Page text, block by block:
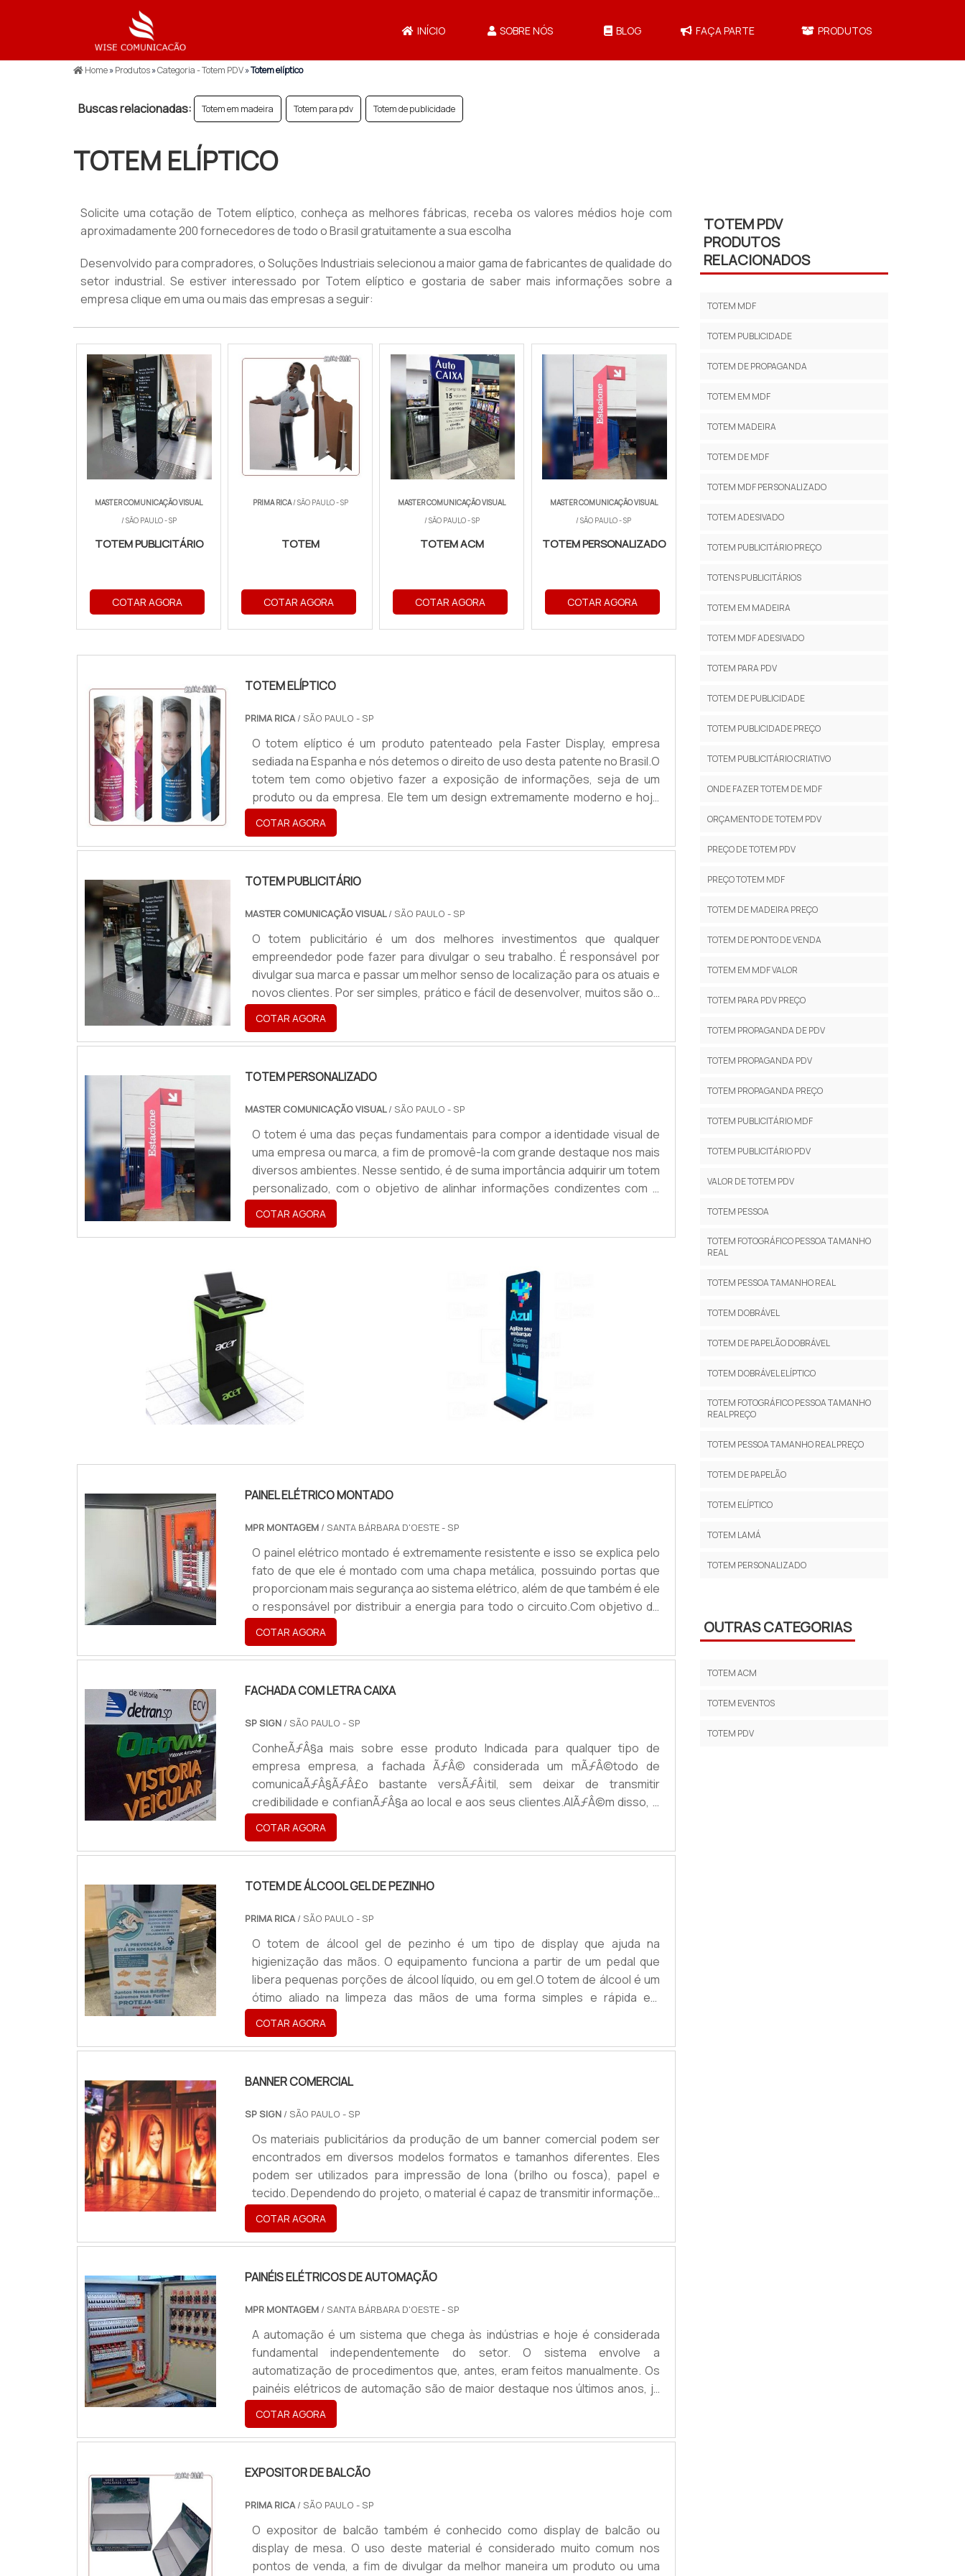
INÍCIO SOBRE NÓS BLOG FAÇA PARTE PRODUTOS
Home»Produtos»Categoria - Totem PDV»Totem elíptico
Buscas relacionadas: Totem em madeira Totem para pdv Totem de publicidade
TOTEM ELÍPTICO
Solicite uma cotação de Totem elíptico, conheça as melhores fábricas, receba os valores médios hoje com
aproximadamente 200 fornecedores de todo o Brasil gratuitamente a sua escolha
Desenvolvido para compradores, o Soluções Industriais selecionou a maior gama de fabricantes de qualidade do
setor industrial. Se estiver interessado por Totem elíptico e gostaria de saber mais informações sobre a
empresa clique em uma ou mais das empresas a seguir:
MASTER COMUNICAÇÃO VISUAL
/ SÃO PAULO - SP
TOTEM PUBLICITÁRIO
COTAR AGORA
PRIMA RICA/ SÃO PAULO - SP
TOTEM
COTAR AGORA
MASTER COMUNICAÇÃO VISUAL
/ SÃO PAULO - SP
TOTEM ACM
COTAR AGORA
MASTER COMUNICAÇÃO VISUAL
/ SÃO PAULO - SP
TOTEM PERSONALIZADO
COTAR AGORA
TOTEM ELÍPTICO
PRIMA RICA/ SÃO PAULO - SP
O totem elíptico é um produto patenteado pela Faster Display, empresa
sediada na Espanha e nós detemos o direito de uso desta patente no Brasil.O
totem tem como objetivo fazer a exposição de informações, seja de um
produto ou da empresa. Ele tem um design extremamente moderno e hoje
em dia ele é usado para substituir os velhos modelos materiais de
comunicação visual, como as placas, os banners, as faixas e
outros.Informações fundamentai...
COTAR AGORA
TOTEM PUBLICITÁRIO
MASTER COMUNICAÇÃO VISUAL/ SÃO PAULO - SP
O totem publicitário é um dos melhores investimentos que qualquer
empreendedor pode fazer para divulgar o seu trabalho. É responsável por
divulgar sua marca e passar um melhor senso de localização para os atuais e
novos clientes. Por ser simples, prático e fácil de desenvolver, muitos são os
negócios que optam por utilizar o totem, como uma porta de entrada para o
mundo da divulgação publicitária e maior contato com os clientes.Tipos di...
COTAR AGORA
TOTEM PERSONALIZADO
MASTER COMUNICAÇÃO VISUAL/ SÃO PAULO - SP
O totem é uma das peças fundamentais para compor a identidade visual de
uma empresa ou marca, a fim de promovê-la com grande destaque nos mais
diversos ambientes. Nesse sentido, é de suma importância adquirir um totem
personalizado, com o objetivo de alinhar informações condizentes com o
ideal, o valor e a missão de cada empresa.Como uma das soluções mais
eficazes para destacar uma empresa, marca ou um produto, o totem permite
obter gra...
COTAR AGORA
PAINEL ELÉTRICO MONTADO
MPR MONTAGEM / SANTA BÁRBARA D'OESTE - SP
O painel elétrico montado é extremamente resistente e isso se explica pelo
fato de que ele é montado com uma chapa metálica, possuindo portas que
proporcionam mais segurança ao sistema elétrico, além de que também é ele
o responsável por distribuir a energia para todo o circuito.Com objetivo de
oferecer à empresa em que será aplicado o mais absoluto controle dos
maquinários, esse dispositivo pode proporcionar economia de tempo e
recursos, além de assegurar proteção aos operadores, evitando assim.
COTAR AGORA
FACHADA COM LETRA CAIXA
SP SIGN/ SÃO PAULO - SP
ConheÃƒÂ§a mais sobre esse produto Indicada para qualquer tipo de
empresa empresa, a fachada ÃƒÂ© considerada um mÃƒÂ©todo de
comunicaÃƒÂ§ÃƒÂ£o bastante versÃƒÂ¡til, sem deixar de transmitir
credibilidade e confianÃƒÂ§a ao local e aos seus clientes.AlÃƒÂ©m disso, o
produto pode ser confeccionado em diversos tamanhos e espessuras. Ele
ÃƒÂ© visto como uma ferramenta de divulgaÃƒÂ§ÃƒÂ£o discreta,
porÃƒÂ©m impactante. ÃƒÂ‰ aplicado em diversos locais como em:
COTAR AGORA
TOTEM DE ÁLCOOL GEL DE PEZINHO
PRIMA RICA/ SÃO PAULO - SP
O totem de álcool gel de pezinho é um tipo de display que ajuda na
higienização das mãos. O equipamento funciona a partir de um pedal que
libera pequenas porções de álcool líquido, ou em gel.O totem de álcool é um
ótimo aliado na limpeza das mãos de uma forma simples e rápida em
diferentes estabelecimentos de atendimento ao público, ambientes abertos
e fechados com circulação grande de pessoas. Hoje esse equipamento está
presente em locais, como: Empresas do setor corporativo; Call Centers;
COTAR AGORA
BANNER COMERCIAL
SP SIGN/ SÃO PAULO - SP
Os materiais publicitários da produção de um banner comercial podem ser
encontrados em diversos modelos formatos e tamanhos diferentes. Eles
podem ser utilizados para impressão de lona (brilho ou fosca), papel e
tecido. Dependendo do projeto, o material é capaz de transmitir informações
em longa distância, quando fixados em locais estratégicos.Informações
adicionais e aplicação dos bannersO banner comercial é essencial para
divulgar marcas e serviços de empresas, assim como para comunicar e info.
COTAR AGORA
PAINÉIS ELÉTRICOS DE AUTOMAÇÃO
MPR MONTAGEM / SANTA BÁRBARA D'OESTE - SP
A automação é um sistema que chega às indústrias e hoje é considerada
fundamental independentemente do setor. O sistema envolve a
automatização de procedimentos que, antes, eram feitos manualmente. Os
painéis elétricos de automação são de maior destaque nos últimos anos, já
que pode ser fabricado de acordo com a necessidade, a rotina ou até mesmo
o funcionamento de cada indústria. De todo modo, o painel elétrico
automação serve para gerenciar o equipamento presente na linha de
COTAR AGORA
EXPOSITOR DE BALCÃO
PRIMA RICA/ SÃO PAULO - SP
O expositor de balcão também é conhecido como display de balcão ou
display de mesa. O uso deste material é considerado muito comum nos
pontos de venda, a fim de divulgar da melhor maneira um produto ou uma
TOTEM PDV
PRODUTOS
RELACIONADOS
TOTEM MDF
TOTEM PUBLICIDADE
TOTEM DE PROPAGANDA
TOTEM EM MDF
TOTEM MADEIRA
TOTEM DE MDF
TOTEM MDF PERSONALIZADO
TOTEM ADESIVADO
TOTEM PUBLICITÁRIO PREÇO
TOTENS PUBLICITÁRIOS
TOTEM EM MADEIRA
TOTEM MDF ADESIVADO
TOTEM PARA PDV
TOTEM DE PUBLICIDADE
TOTEM PUBLICIDADE PREÇO
TOTEM PUBLICITÁRIO CRIATIVO
ONDE FAZER TOTEM DE MDF
ORÇAMENTO DE TOTEM PDV
PREÇO DE TOTEM PDV
PREÇO TOTEM MDF
TOTEM DE MADEIRA PREÇO
TOTEM DE PONTO DE VENDA
TOTEM EM MDF VALOR
TOTEM PARA PDV PREÇO
TOTEM PROPAGANDA DE PDV
TOTEM PROPAGANDA PDV
TOTEM PROPAGANDA PREÇO
TOTEM PUBLICITÁRIO MDF
TOTEM PUBLICITÁRIO PDV
VALOR DE TOTEM PDV
TOTEM PESSOA
TOTEM FOTOGRÁFICO PESSOA TAMANHO
REAL
TOTEM PESSOA TAMANHO REAL
TOTEM DOBRÁVEL
TOTEM DE PAPELÃO DOBRÁVEL
TOTEM DOBRÁVEL ELÍPTICO
TOTEM FOTOGRÁFICO PESSOA TAMANHO
REAL PREÇO
TOTEM PESSOA TAMANHO REAL PREÇO
TOTEM DE PAPELÃO
TOTEM ELÍPTICO
TOTEM LAMÁ
TOTEM PERSONALIZADO
OUTRAS CATEGORIAS
TOTEM ACM
TOTEM EVENTOS
TOTEM PDV